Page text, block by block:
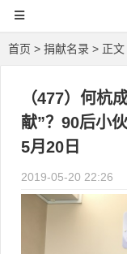
首页 > 捐献名录 > 正文
（477）何杭
献”？90后小
5月20日
2019-05-20 22:26